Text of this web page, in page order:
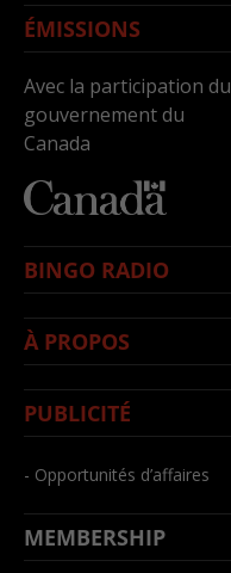
ÉMISSIONS
Avec la participation du
gouvernement du
Canada
BINGO RADIO
À PROPOS
PUBLICITÉ
- Opportunités d’affaires
MEMBERSHIP